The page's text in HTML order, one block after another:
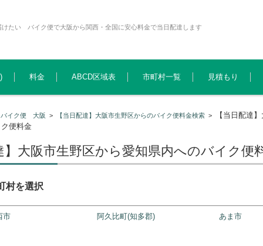
けたい バイク便で大阪から関西・全国に安心料金で当日配達します
料金 ABCD区域表 市町村一覧 見積もり
バイク便 大阪 > 【当日配達】大阪市生野区からのバイク便料金検索 >
【当日配達
便料金
】大阪市生野区から愛知県内へのバイク便
村を選択
市 阿久比町(知多郡) あま市